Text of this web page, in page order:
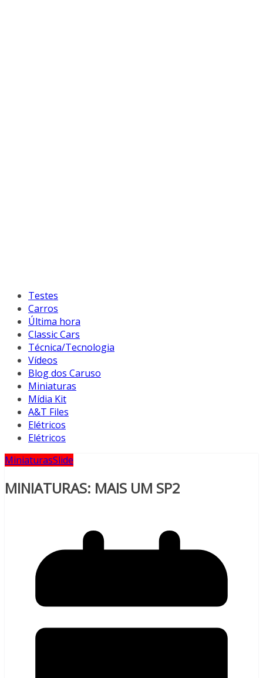
Testes
Carros
Última hora
Classic Cars
Técnica/Tecnologia
Vídeos
Blog dos Caruso
Miniaturas
Mídia Kit
A&T Files
Elétricos
Elétricos
MiniaturasSlide
MINIATURAS: MAIS UM SP2